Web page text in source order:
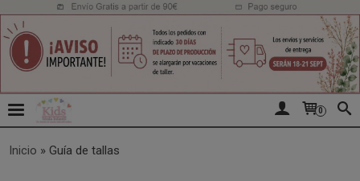
0
Inicio » Guía de tallas